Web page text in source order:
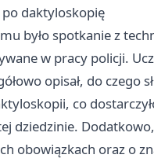
daktyloskopię
było spotkanie z
w pracy policji.
opisał, do czego
co
dziedzinie.
obowiązkach oraz o